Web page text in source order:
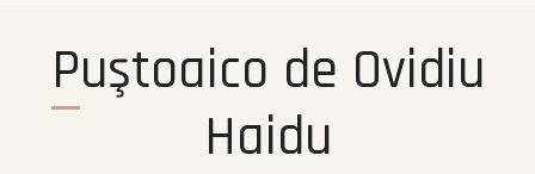
Puştoaico de Ovidiu
Haidu